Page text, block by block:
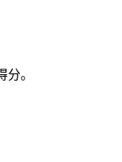
。